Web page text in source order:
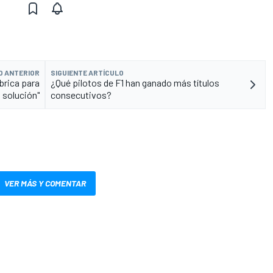
ANTERIOR
para
solución"
SIGUIENTE ARTÍCULO
¿Qué pilotos de F1 han ganado más títulos
consecutivos?
VER MÁS Y COMENTAR